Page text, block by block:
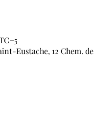
Eustache, 12 Chem.